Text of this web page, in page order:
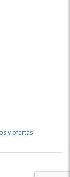
y ofertas